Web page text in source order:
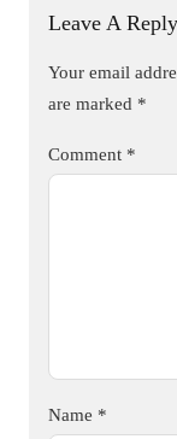
Leave A Reply
Your email
are marked *
Comment *
Name *